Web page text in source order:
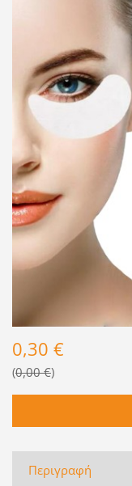
0,30 €
0,00 €
Περιγραφή